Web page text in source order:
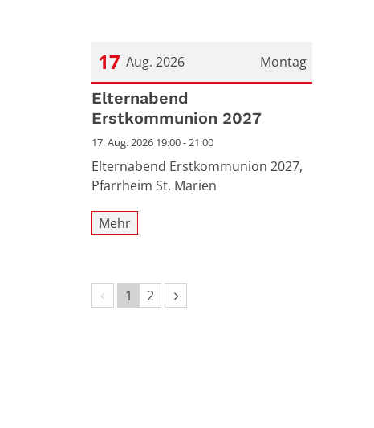
Montag
17 Aug. 2026
Datum: 17. August 2026
Elternabend
Erstkommunion 2027
17. Aug. 2026 19:00 - 21:00
Elternabend Erstkommunion 2027,
Pfarrheim St. Marien
Mehr
Vorherige Seite
1 2 Nächste Seite